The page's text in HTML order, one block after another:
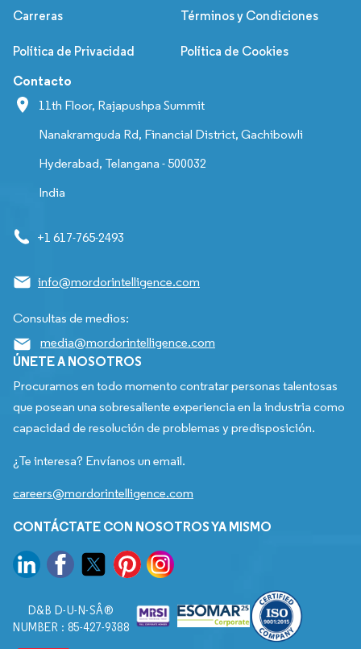
Carreras Términos y Condiciones
Política de Privacidad Política de Cookies
Contacto
11th Floor, Rajapushpa Summit
Nanakramguda Rd, Financial District, Gachibowli
Hyderabad, Telangana - 500032
India
+1 617-765-2493
info@mordorintelligence.com
Consultas de medios:
media@mordorintelligence.com
ÚNETE A NOSOTROS
Procuramos en todo momento contratar personas talentosas
que posean una sobresaliente experiencia en la industria como
capacidad de resolución de problemas y predisposición.
¿Te interesa? Envíanos un email.
careers@mordorintelligence.com
CONTÁCTATE CON NOSOTROS YA MISMO
D&B D-U-N-SÂ®
NUMBER : 85-427-9388